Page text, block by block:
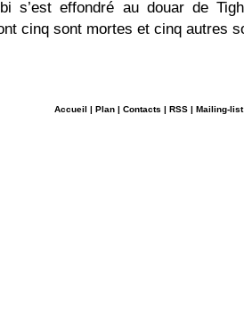
s’est effondré au douar de
cinq sont mortes et cinq autres
Accueil | Plan | Contacts | RSS | Mailing-list